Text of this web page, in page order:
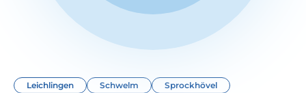
Leichlingen Schwelm Sprockhövel